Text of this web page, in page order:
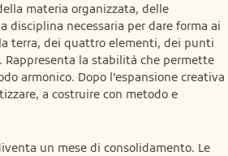
materia organizzata, delle
disciplina necessaria per dare forma ai
terra, dei quattro elementi, dei punti
Rappresenta la stabilità che permette
armonico. Dopo l’espansione creativa
a costruire con metodo e
un mese di consolidamento. Le